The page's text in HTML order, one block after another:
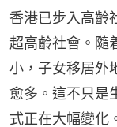
香港已步入高齡
超高齡社會。隨
小，子女移居外
愈多。這不只是
式正在大幅變化